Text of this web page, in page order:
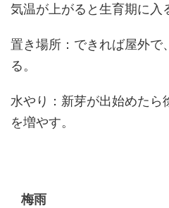
気温が上がると生育期に入
置き場所：できれば屋外で
る。
水やり：新芽が出始めたら
を増やす。
梅雨